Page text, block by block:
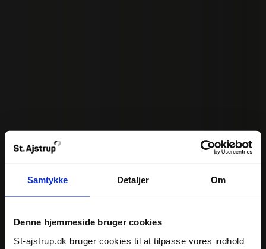
Samtykke Detaljer Om
Denne hjemmeside bruger cookies
St-ajstrup.dk bruger cookies til at tilpasse vores indhold